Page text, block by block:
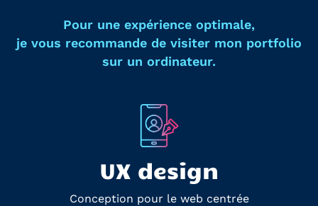
Pour une expérience optimale,
je vous recommande de visiter mon portfolio
sur un ordinateur.
UX design
Conception pour le web centrée